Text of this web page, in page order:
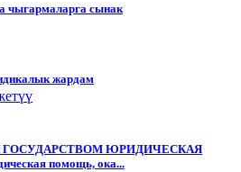
чыгармаларга сынак
жардам
ГОСУДАРСТВОМ ЮРИДИЧЕСКАЯ
помощь, ока...